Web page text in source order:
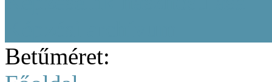
Betűméret: